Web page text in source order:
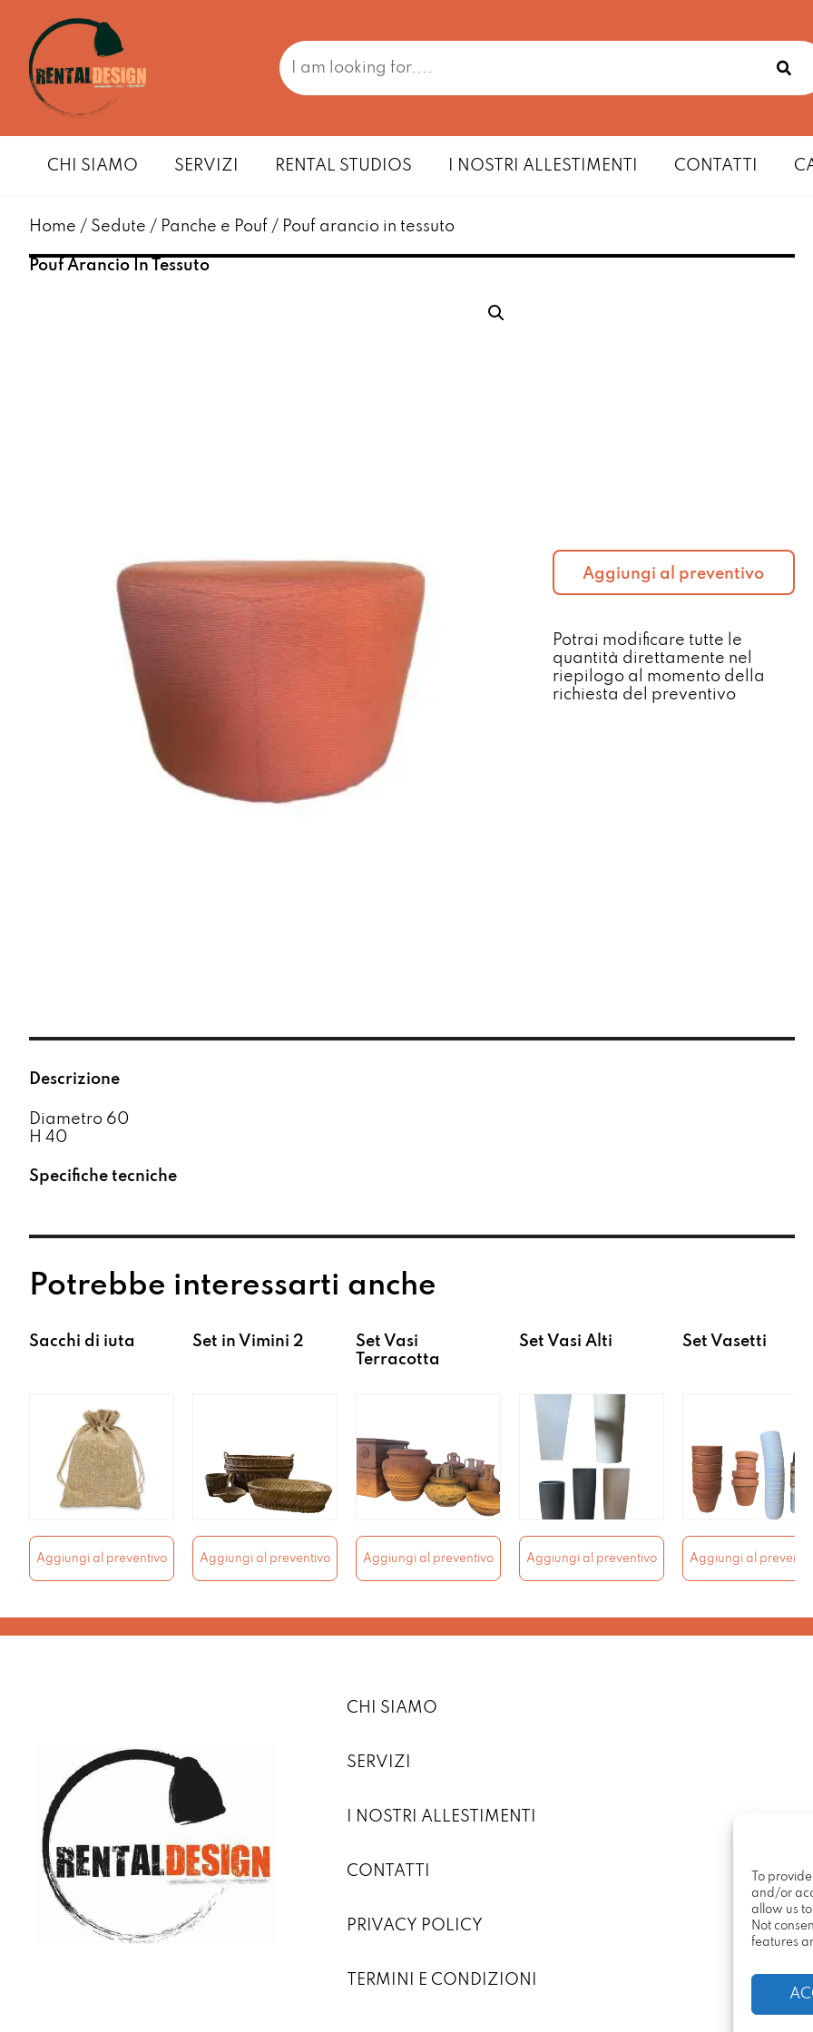
To
and/or
allow us
Not
features
CHI SIAMO SERVIZI RENTAL STUDIOS I NOSTRI ALLESTIMENTI CONTATTI
Home / Sedute / Panche e Pouf / Pouf arancio in tessuto
Pouf Arancio In Tessuto
Aggiungi al preventivo
Potrai modificare tutte le
quantità direttamente nel
riepilogo al momento della
richiesta del preventivo​
Descrizione
Diametro 60
H 40
Specifiche tecniche
Potrebbe interessarti anche
Sacchi di iuta
Aggiungi al preventivo
Set in Vimini 2
Aggiungi al preventivo
Set Vasi
Terracotta
Aggiungi al preventivo
Set Vasi Alti
Aggiungi al preventivo
Set Vasetti
Aggiungi al
CHI SIAMO
SERVIZI
I NOSTRI ALLESTIMENTI
CONTATTI
PRIVACY POLICY
TERMINI E CONDIZIONI